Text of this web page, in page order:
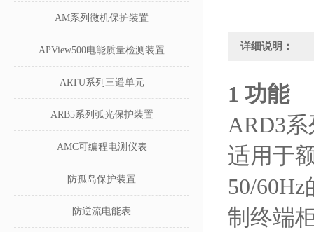
AM系列微机保护装置
APView500电能质量检测装置
ARTU系列三遥单元
ARB5系列弧光保护装置
AMC可编程电测仪表
防孤岛保护装置
防逆流电能表
详细说明：
1 功能
ARD3系
适用于
50/
制终端